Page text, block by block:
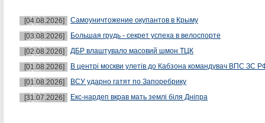
[04.08.2026]
Самоуничтожение окупантов в Крыму
[03.08.2026]
Большая грудь - секрет успеха в велоспорте
[02.08.2026]
ДБР влаштувало масовий шмон ТЦК
[01.08.2026]
В центрі москви улетів до Кабзона командувач ВПС ЗС
[01.08.2026]
ВСУ ударно гатят по Запоребрику
[31.07.2026]
Екс-нардеп вкрав мать землі біля Дніпра